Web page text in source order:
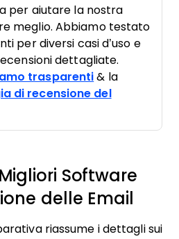
per aiutare la nostra
meglio. Abbiamo testato
per diversi casi d’uso e
dettagliate.
trasparenti & la
di recensione del
Software
delle Email
riassume i dettagli sui